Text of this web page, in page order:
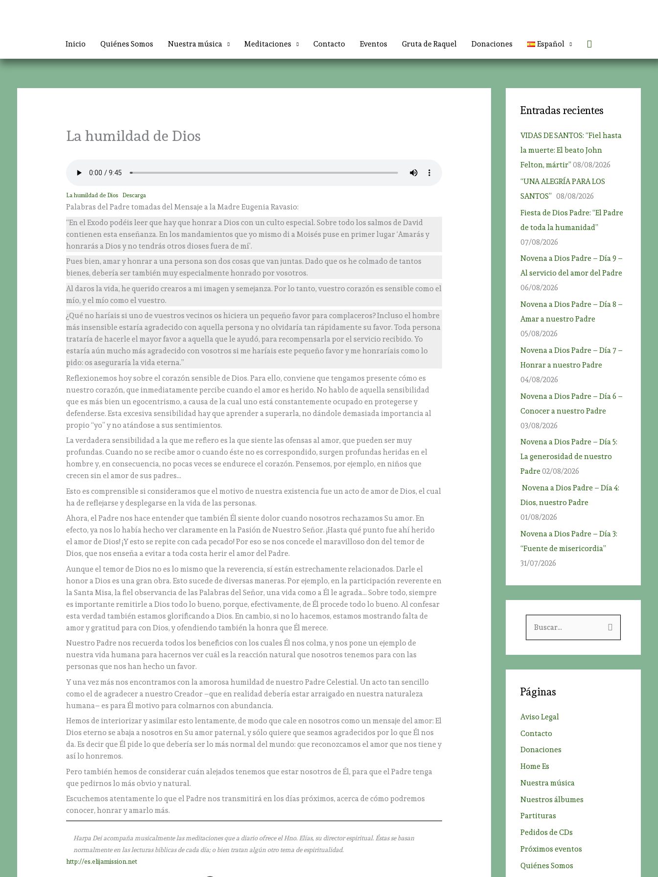
Inicio
Quiénes Somos Nuestra música Meditaciones Contacto Eventos Gruta de Raquel Donaciones Español Buscar
La humildad de Dios
La humildad de Dios Descarga
Palabras del Padre tomadas del Mensaje a la Madre Eugenia Ravasio:
“En el Exodo podéis leer que hay que honrar a Dios con un culto especial. Sobre todo los salmos de David
contienen esta enseñanza. En los mandamientos que yo mismo di a Moisés puse en primer lugar ‘Amarás y
honrarás a Dios y no tendrás otros dioses fuera de mí’.
Pues bien, amar y honrar a una persona son dos cosas que van juntas. Dado que os he colmado de tantos
bienes, debería ser también muy especialmente honrado por vosotros.
Al daros la vida, he querido crearos a mi imagen y semejanza. Por lo tanto, vuestro corazón es sensible como el
mío, y el mío como el vuestro.
¿Qué no haríais si uno de vuestros vecinos os hiciera un pequeño favor para complaceros? Incluso el hombre
más insensible estaría agradecido con aquella persona y no olvidaría tan rápidamente su favor. Toda persona
trataría de hacerle el mayor favor a aquella que le ayudó, para recompensarla por el servicio recibido. Yo
estaría aún mucho más agradecido con vosotros si me haríais este pequeño favor y me honraríais como lo
pido: os aseguraría la vida eterna.”
Reflexionemos hoy sobre el corazón sensible de Dios. Para ello, conviene que tengamos presente cómo es
nuestro corazón, que inmediatamente percibe cuando el amor es herido. No hablo de aquella sensibilidad
que es más bien un egocentrismo, a causa de la cual uno está constantemente ocupado en protegerse y
defenderse. Esta excesiva sensibilidad hay que aprender a superarla, no dándole demasiada importancia al
propio “yo” y no atándose a sus sentimientos.
La verdadera sensibilidad a la que me refiero es la que siente las ofensas al amor, que pueden ser muy
profundas. Cuando no se recibe amor o cuando éste no es correspondido, surgen profundas heridas en el
hombre y, en consecuencia, no pocas veces se endurece el corazón. Pensemos, por ejemplo, en niños que
crecen sin el amor de sus padres…
Esto es comprensible si consideramos que el motivo de nuestra existencia fue un acto de amor de Dios, el cual
ha de reflejarse y desplegarse en la vida de las personas.
Ahora, el Padre nos hace entender que también Él siente dolor cuando nosotros rechazamos Su amor. En
efecto, ya nos lo había hecho ver claramente en la Pasión de Nuestro Señor. ¡Hasta qué punto fue ahí herido
el amor de Dios! ¡Y esto se repite con cada pecado! Por eso se nos concede el maravilloso don del temor de
Dios, que nos enseña a evitar a toda costa herir el amor del Padre.
Aunque el temor de Dios no es lo mismo que la reverencia, sí están estrechamente relacionados. Darle el
honor a Dios es una gran obra. Esto sucede de diversas maneras. Por ejemplo, en la participación reverente en
la Santa Misa, la fiel observancia de las Palabras del Señor, una vida como a Él le agrada… Sobre todo, siempre
es importante remitirle a Dios todo lo bueno, porque, efectivamente, de Él procede todo lo bueno. Al confesar
esta verdad también estamos glorificando a Dios. En cambio, si no lo hacemos, estamos mostrando falta de
amor y gratitud para con Dios, y ofendiendo también la honra que Él merece.
Nuestro Padre nos recuerda todos los beneficios con los cuales Él nos colma, y nos pone un ejemplo de
nuestra vida humana para hacernos ver cuál es la reacción natural que nosotros tenemos para con las
personas que nos han hecho un favor.
Y una vez más nos encontramos con la amorosa humildad de nuestro Padre Celestial. Un acto tan sencillo
como el de agradecer a nuestro Creador –que en realidad debería estar arraigado en nuestra naturaleza
humana– es para Él motivo para colmarnos con abundancia.
Hemos de interiorizar y asimilar esto lentamente, de modo que cale en nosotros como un mensaje del amor: El
Dios eterno se abaja a nosotros en Su amor paternal, y sólo quiere que seamos agradecidos por lo que Él nos
da. Es decir que Él pide lo que debería ser lo más normal del mundo: que reconozcamos el amor que nos tiene y
así lo honremos.
Pero también hemos de considerar cuán alejados tenemos que estar nosotros de Él, para que el Padre tenga
que pedirnos lo más obvio y natural.
Escuchemos atentamente lo que el Padre nos transmitirá en los días próximos, acerca de cómo podremos
conocer, honrar y amarlo más.
Harpa Dei acompaña musicalmente las meditaciones que a diario ofrece el Hno. Elías, su director espiritual. Éstas se basan
normalmente en las lecturas bíblicas de cada día; o bien tratan algún otro tema de espiritualidad.
http://es.elijamission.net
Entradas recientes
VIDAS DE SANTOS: “Fiel hasta
la muerte: El beato John
Felton, mártir” 08/08/2026
“UNA ALEGRÍA PARA LOS
SANTOS” 08/08/2026
Fiesta de Dios Padre: “El Padre
de toda la humanidad”
07/08/2026
Novena a Dios Padre – Día 9 –
Al servicio del amor del Padre
06/08/2026
Novena a Dios Padre – Día 8 –
Amar a nuestro Padre
05/08/2026
Novena a Dios Padre – Día 7 –
Honrar a nuestro Padre
04/08/2026
Novena a Dios Padre – Día 6 –
Conocer a nuestro Padre
03/08/2026
Novena a Dios Padre – Día 5:
La generosidad de nuestro
Padre 02/08/2026
Novena a Dios Padre – Día 4:
Dios, nuestro Padre
01/08/2026
Novena a Dios Padre – Día 3:
“Fuente de misericordia”
31/07/2026
r
:
Páginas
Aviso Legal
Contacto
Donaciones
Home Es
Nuestra música
Nuestros álbumes
Partituras
Pedidos de CDs
Próximos eventos
Quiénes Somos